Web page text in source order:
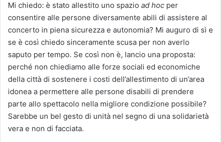
Mi chiedo: è stato allestito uno spazio ad hoc per
consentire alle persone diversamente abili di assistere al
concerto in piena sicurezza e autonomia? Mi auguro di sì e
se è così chiedo sinceramente scusa per non averlo
saputo per tempo. Se così non è, lancio una proposta:
perché non chiediamo alle forze sociali ed economiche
della città di sostenere i costi dell’allestimento di un’area
idonea a permettere alle persone disabili di prendere
parte allo spettacolo nella migliore condizione possibile?
Sarebbe un bel gesto di unità nel segno di una solidarietà
vera e non di facciata.